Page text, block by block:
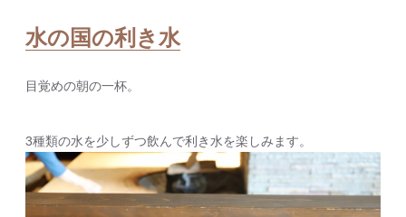
水の国の利き水
目覚めの朝の一杯。
3種類の水を少しずつ飲んで利き水を楽しみます。